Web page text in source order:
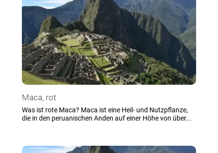
Maca, rot
Was ist rote Maca? Maca ist eine Heil- und Nutzpflanze,
die in den peruanischen Anden auf einer Höhe von über...